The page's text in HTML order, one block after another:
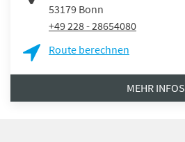
53179 Bonn
+49 228 - 28654080
Route berechnen
MEHR INFOS